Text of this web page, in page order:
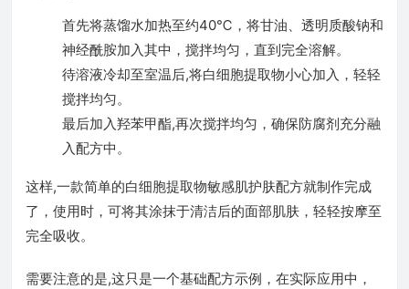
首先将蒸馏水加热至约40℃，将甘油、透明质酸钠和
神经酰胺加入其中，搅拌均匀，直到完全溶解。
待溶液冷却至室温后,将白细胞提取物小心加入，轻轻
搅拌均匀。
最后加入羟苯甲酯,再次搅拌均匀，确保防腐剂充分融
入配方中。
这样,一款简单的白细胞提取物敏感肌护肤配方就制作完成
了，使用时，可将其涂抹于清洁后的面部肌肤，轻轻按摩至
完全吸收。
需要注意的是,这只是一个基础配方示例，在实际应用中，